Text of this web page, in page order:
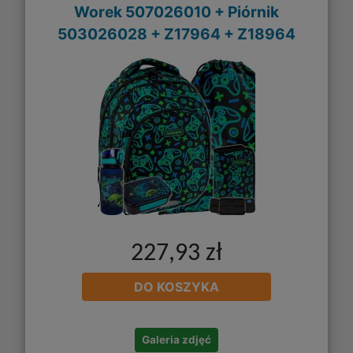
Worek 507026010 + Piórnik
503026028 + Z17964 + Z18964
227,93 zł
DO KOSZYKA
Galeria zdjęć